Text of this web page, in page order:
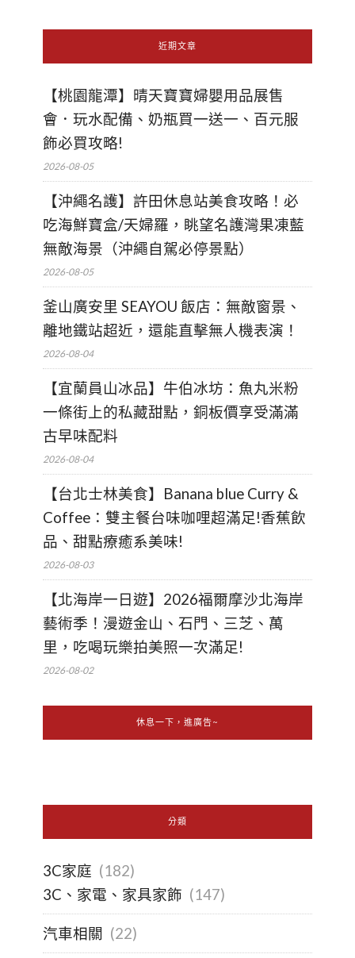
近期文章
【桃園龍潭】晴天寶寶婦嬰用品展售
會．玩水配備、奶瓶買一送一、百元服
飾必買攻略!
2026-08-05
【沖繩名護】許田休息站美食攻略！必
吃海鮮寶盒/天婦羅，眺望名護灣果凍藍
無敵海景（沖繩自駕必停景點）
2026-08-05
釜山廣安里 SEAYOU 飯店：無敵窗景、
離地鐵站超近，還能直擊無人機表演！
2026-08-04
【宜蘭員山冰品】牛伯冰坊：魚丸米粉
一條街上的私藏甜點，銅板價享受滿滿
古早味配料
2026-08-04
【台北士林美食】Banana blue Curry &
Coffee：雙主餐台味咖哩超滿足!香蕉飲
品、甜點療癒系美味!
2026-08-03
【北海岸一日遊】2026福爾摩沙北海岸
藝術季！漫遊金山、石門、三芝、萬
里，吃喝玩樂拍美照一次滿足!
2026-08-02
休息一下，進廣告~
分類
3C家庭 (182)
3C、家電、家具家飾 (147)
汽車相關 (22)